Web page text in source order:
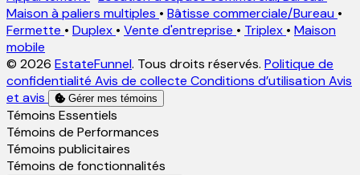
Maison à paliers multiples • Bâtisse commerciale/Bureau •
Fermette • Duplex • Vente d'entreprise • Triplex • Maison
mobile
© 2026 EstateFunnel. Tous droits réservés. Politique de
confidentialité Avis de collecte Conditions d’utilisation Avis
et avis
Gérer mes témoins
Activer
Témoins Essentiels
Activer
Témoins de Performances
Activer
Témoins publicitaires
Activer
Témoins de fonctionnalités